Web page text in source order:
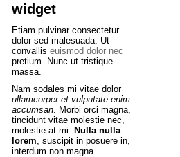
widget
Etiam pulvinar consectetur
dolor sed malesuada. Ut
convallis euismod dolor nec
pretium. Nunc ut tristique
massa.
Nam sodales mi vitae dolor
ullamcorper et vulputate enim
accumsan. Morbi orci magna,
tincidunt vitae molestie nec,
molestie at mi. Nulla nulla
lorem, suscipit in posuere in,
interdum non magna.